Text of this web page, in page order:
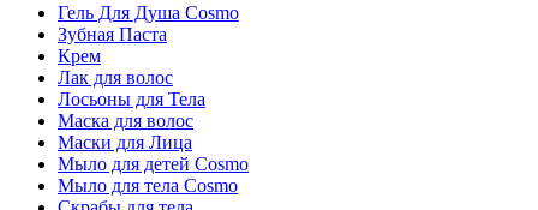
Гель Для Душа Cosmo
Зубная Паста
Крем
Лак для волос
Лосьоны для Тела
Маска для волос
Маски для Лица
Мыло для детей Cosmo
Мыло для тела Cosmo